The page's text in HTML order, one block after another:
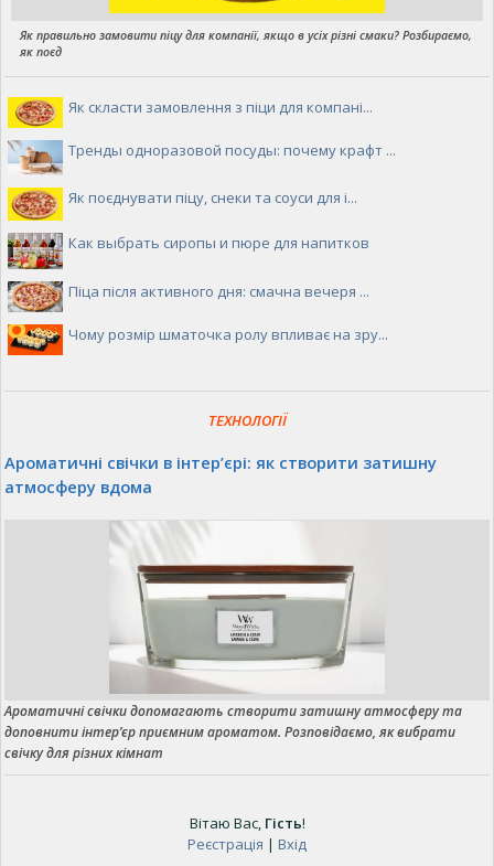
Як правильно замовити піцу для компанії, якщо в усіх різні смаки? Розбираємо,
як поєд
Як скласти замовлення з піци для компані...
Тренды одноразовой посуды: почему крафт ...
Як поєднувати піцу, снеки та соуси для і...
Как выбрать сиропы и пюре для напитков
Піца після активного дня: смачна вечеря ...
Чому розмір шматочка ролу впливає на зру...
ТЕХНОЛОГІЇ
Ароматичні свічки в інтер’єрі: як створити затишну
атмосферу вдома
Ароматичні свічки допомагають створити затишну атмосферу та
доповнити інтер’єр приємним ароматом. Розповідаємо, як вибрати
свічку для різних кімнат
Вітаю Вас, Гість!
Реєстрація | Вхід